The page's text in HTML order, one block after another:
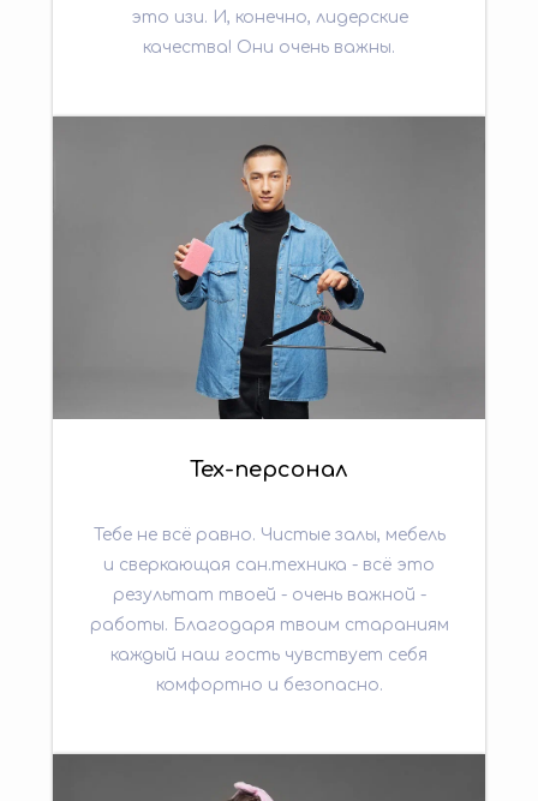
это изи. И, конечно, лидерские
качества! Они очень важны.
Тех-персонал
Тебе не всё равно. Чистые залы, мебель
и сверкающая сан.техника - всё это
результат твоей - очень важной -
работы. Благодаря твоим стараниям
каждый наш гость чувствует себя
комфортно и безопасно.